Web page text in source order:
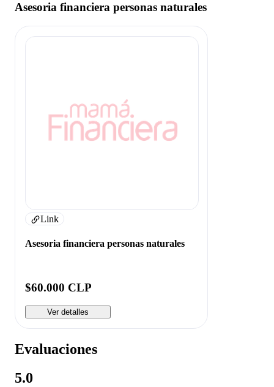
Asesoria financiera personas naturales
Link
Asesoria financiera personas naturales
$60.000 CLP
Ver detalles
Evaluaciones
5.0